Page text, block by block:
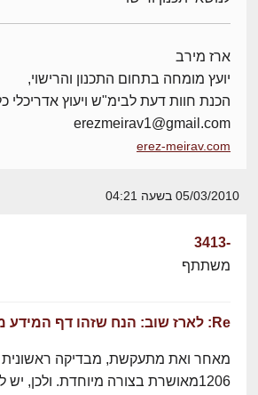
ארז מירב
יועץ מומחה בתחום התכנון והרישוי,
הכנת חוות דעת לבימ"ש ויעוץ אדריכלי
erezmeirav1@gmail.com
erez-meirav.com
05/03/2010 בשעה 04:21
-3413
משתתף
Re: לארז שוב: הנח שזהו דף המידע מצ
מאחר ואת מתעקשת, מבדיקה ראשונית
1206מאושרת בצורה מיוחדת. ולכן, יש